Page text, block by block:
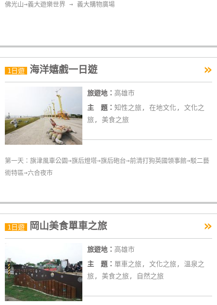
佛光山→義大遊樂世界 → 義大購物廣場
1日遊 海洋嬉戲一日遊 »
旅遊地： 高雄市
主 題： 知性之旅, 在地文化, 文化之
旅, 美食之旅
第一天：旗津風車公園→旗后燈塔→旗后砲台→前清打狗英國領事館→駁二藝
術特區→六合夜市
1日遊 岡山美食單車之旅 »
旅遊地： 高雄市
主 題： 單車之旅, 文化之旅, 溫泉之
旅, 美食之旅, 自然之旅